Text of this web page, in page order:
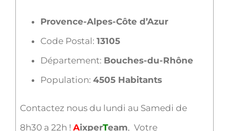
Provence-Alpes-Côte d’Azur
Code Postal: 13105
Département: Bouches-du-Rhône
Population: 4505 Habitants
Contactez nous du lundi au Samedi de
8h30 a 22h ! AixperTeam, Votre